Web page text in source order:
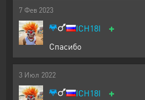
7 Фев 2023
ICH18I +
Спасибо
3 Июл 2022
ICH18I +